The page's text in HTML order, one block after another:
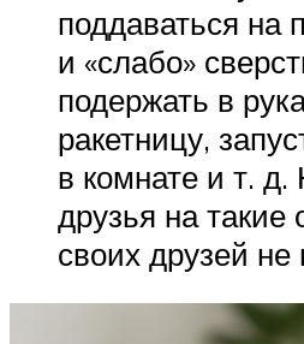
поддаваться на
и «слабо»
подержать в
ракетницу,
в комнате и т.
друзья на
своих друзей